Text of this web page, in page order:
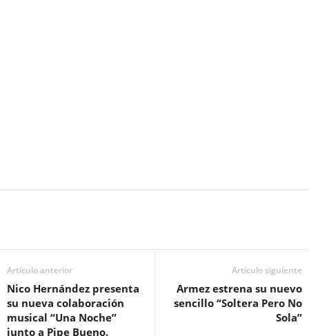
Artículo anterior
Nico Hernández presenta
su nueva colaboración
musical “Una Noche”
junto a Pipe Bueno.
Artículo siguiente
Armez estrena su nuevo
sencillo “Soltera Pero No
Sola”